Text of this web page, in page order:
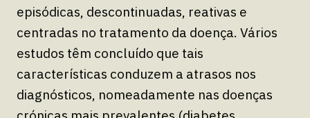
episódicas, descontinuadas, reativas e
centradas no tratamento da doença. Vários
estudos têm concluído que tais
características conduzem a atrasos nos
diagnósticos, nomeadamente nas doenças